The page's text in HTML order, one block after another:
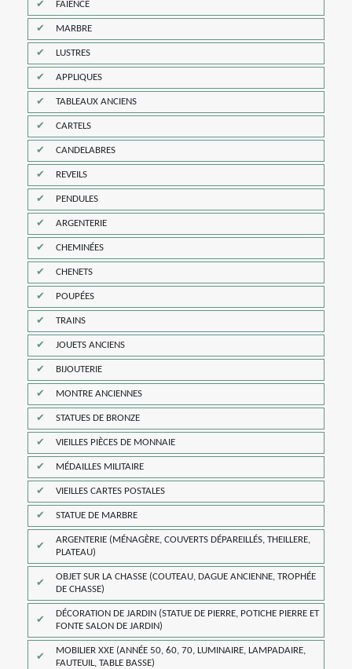
FAÏENCE
MARBRE
LUSTRES
APPLIQUES
TABLEAUX ANCIENS
CARTELS
CANDELABRES
REVEILS
PENDULES
ARGENTERIE
CHEMINÉES
CHENETS
POUPÉES
TRAINS
JOUETS ANCIENS
BIJOUTERIE
MONTRE ANCIENNES
STATUES DE BRONZE
VIEILLES PIÈCES DE MONNAIE
MÉDAILLES MILITAIRE
VIEILLES CARTES POSTALES
STATUE DE MARBRE
ARGENTERIE (MÉNAGÈRE, COUVERTS DÉPAREILLÉS, THEILLERE,
PLATEAU)
OBJET SUR LA CHASSE (COUTEAU, DAGUE ANCIENNE, TROPHÉE
DE CHASSE)
DÉCORATION DE JARDIN (STATUE DE PIERRE, POTICHE PIERRE ET
FONTE SALON DE JARDIN)
MOBILIER XXE (ANNÉE 50, 60, 70, LUMINAIRE, LAMPADAIRE,
FAUTEUIL, TABLE BASSE)